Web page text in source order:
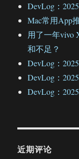
DevLog：
Mac常用App
用了一年vivo
和不足？
DevLog：
DevLog：
DevLog：
近期评论